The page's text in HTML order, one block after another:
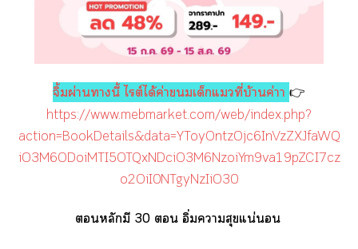
จิ้มผ่านานี้ ไต์ได้ค่าเด็กแที่บ้านค่าา 👉
https://www.mebmarket.com/web/index.php?
action=BookDetails&data=YToyOntzOjc6InVzZXJfaWQ
iO3M6ODoiMTI5OTQxNDciO3M6NzoiYm9va19pZCI7cz
o2OiI0NTgyNzIiO30
หลักมี 30  อิ่มาสุขแน่นอน